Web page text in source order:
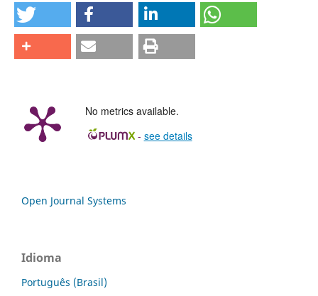
No metrics available.
- see details
Open Journal Systems
Idioma
Português (Brasil)